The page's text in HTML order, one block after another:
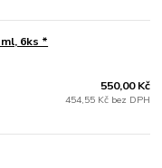
6ks *
550,00 Kč
454,55 Kč bez DPH